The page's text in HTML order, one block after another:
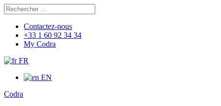
Rechercher
Contactez-nous
+33 1 60 92 34 34
My Codra
FR
EN
Codra